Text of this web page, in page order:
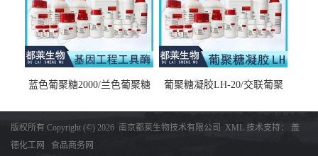
15～30万
蓝色葡聚糖2000/兰色葡聚糖
葡聚糖凝胶LH-20/交联葡聚
版权所有 Copyright (©) 2026 南京都莱生物技术有限公司 XML 技术支持： 盖
德化工网
食品商务网